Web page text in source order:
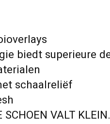
biedt superieure
schaalreliëf
SCHOEN VALT